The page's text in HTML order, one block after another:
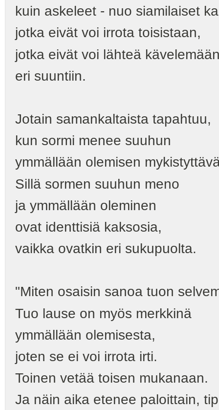
kuin askeleet - nuo siamilaiset
jotka eivät voi irrota toisistaan,
jotka eivät voi lähteä
eri suuntiin.
Jotain samankaltaista tapahtuu,
kun sormi menee suuhun
ymmällään olemisen
Sillä sormen suuhun meno
ja ymmällään oleminen
ovat identtisiä kaksosia,
vaikka ovatkin eri sukupuolta.
"Miten osaisin sanoa tuon
Tuo lause on myös merkkinä
ymmällään olemisesta,
joten se ei voi irrota irti.
Toinen vetää toisen mukanaan.
Ja näin aika etenee paloittain,